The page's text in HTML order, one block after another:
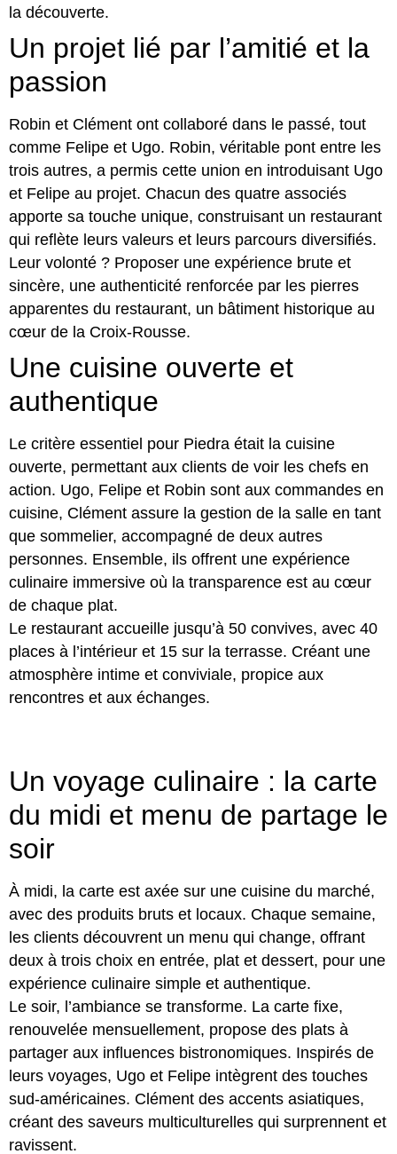
la découverte.
Un projet lié par l’amitié et la
passion
Robin et Clément ont collaboré dans le passé, tout
comme Felipe et Ugo. Robin, véritable pont entre les
trois autres, a permis cette union en introduisant Ugo
et Felipe au projet. Chacun des quatre associés
apporte sa touche unique, construisant un restaurant
qui reflète leurs valeurs et leurs parcours diversifiés.
Leur volonté ? Proposer une expérience brute et
sincère, une authenticité renforcée par les pierres
apparentes du restaurant, un bâtiment historique au
cœur de la Croix-Rousse.
Une cuisine ouverte et
authentique
Le critère essentiel pour Piedra était la cuisine
ouverte, permettant aux clients de voir les chefs en
action. Ugo, Felipe et Robin sont aux commandes en
cuisine, Clément assure la gestion de la salle en tant
que sommelier, accompagné de deux autres
personnes. Ensemble, ils offrent une expérience
culinaire immersive où la transparence est au cœur
de chaque plat.
Le restaurant accueille jusqu’à 50 convives, avec 40
places à l’intérieur et 15 sur la terrasse. Créant une
atmosphère intime et conviviale, propice aux
rencontres et aux échanges.
Un voyage culinaire : la carte
du midi et menu de partage le
soir
À midi, la carte est axée sur une cuisine du marché,
avec des produits bruts et locaux. Chaque semaine,
les clients découvrent un menu qui change, offrant
deux à trois choix en entrée, plat et dessert, pour une
expérience culinaire simple et authentique.
Le soir, l’ambiance se transforme. La carte fixe,
renouvelée mensuellement, propose des plats à
partager aux influences bistronomiques. Inspirés de
leurs voyages, Ugo et Felipe intègrent des touches
sud-américaines. Clément des accents asiatiques,
créant des saveurs multiculturelles qui surprennent et
ravissent.